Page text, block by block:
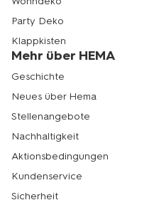
Party Deko
Klappkisten
Mehr über HEMA
Geschichte
Neues über Hema
Stellenangebote
Nachhaltigkeit
Aktionsbedingungen
Kundenservice
Sicherheit